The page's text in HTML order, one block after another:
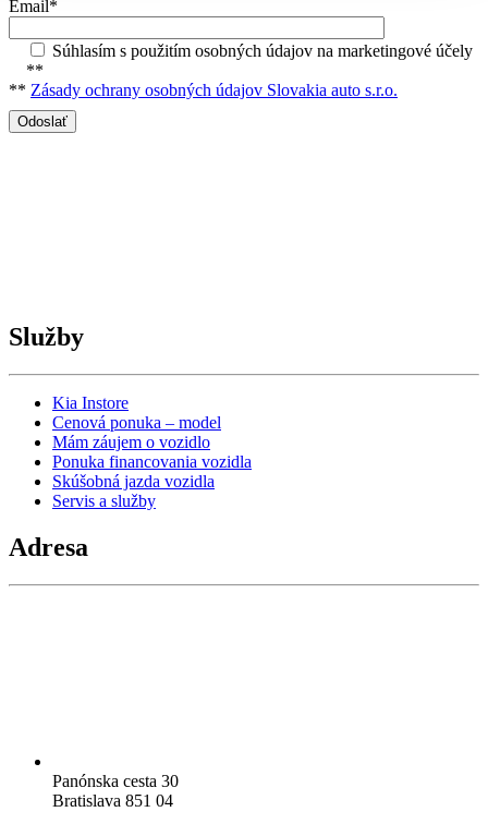
Email*
Súhlasím s použitím osobných údajov na marketingové účely
**
** Zásady ochrany osobných údajov Slovakia auto s.r.o.
Služby
Kia Instore
Cenová ponuka – model
Mám záujem o vozidlo
Ponuka financovania vozidla
Skúšobná jazda vozidla
Servis a služby
Adresa
Panónska cesta 30
Bratislava 851 04